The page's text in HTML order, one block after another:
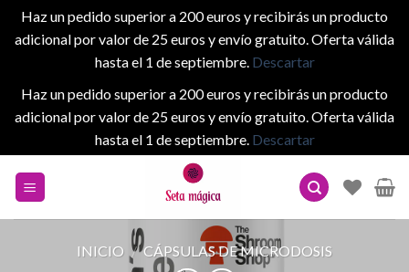
Haz un pedido superior a 200 euros y recibirás un producto
adicional por valor de 25 euros y envío gratuito. Oferta válida
hasta el 1 de septiembre. Descartar
Haz un pedido superior a 200 euros y recibirás un producto
adicional por valor de 25 euros y envío gratuito. Oferta válida
hasta el 1 de septiembre. Descartar
INICIO / CÁPSULAS DE MICRODOSIS